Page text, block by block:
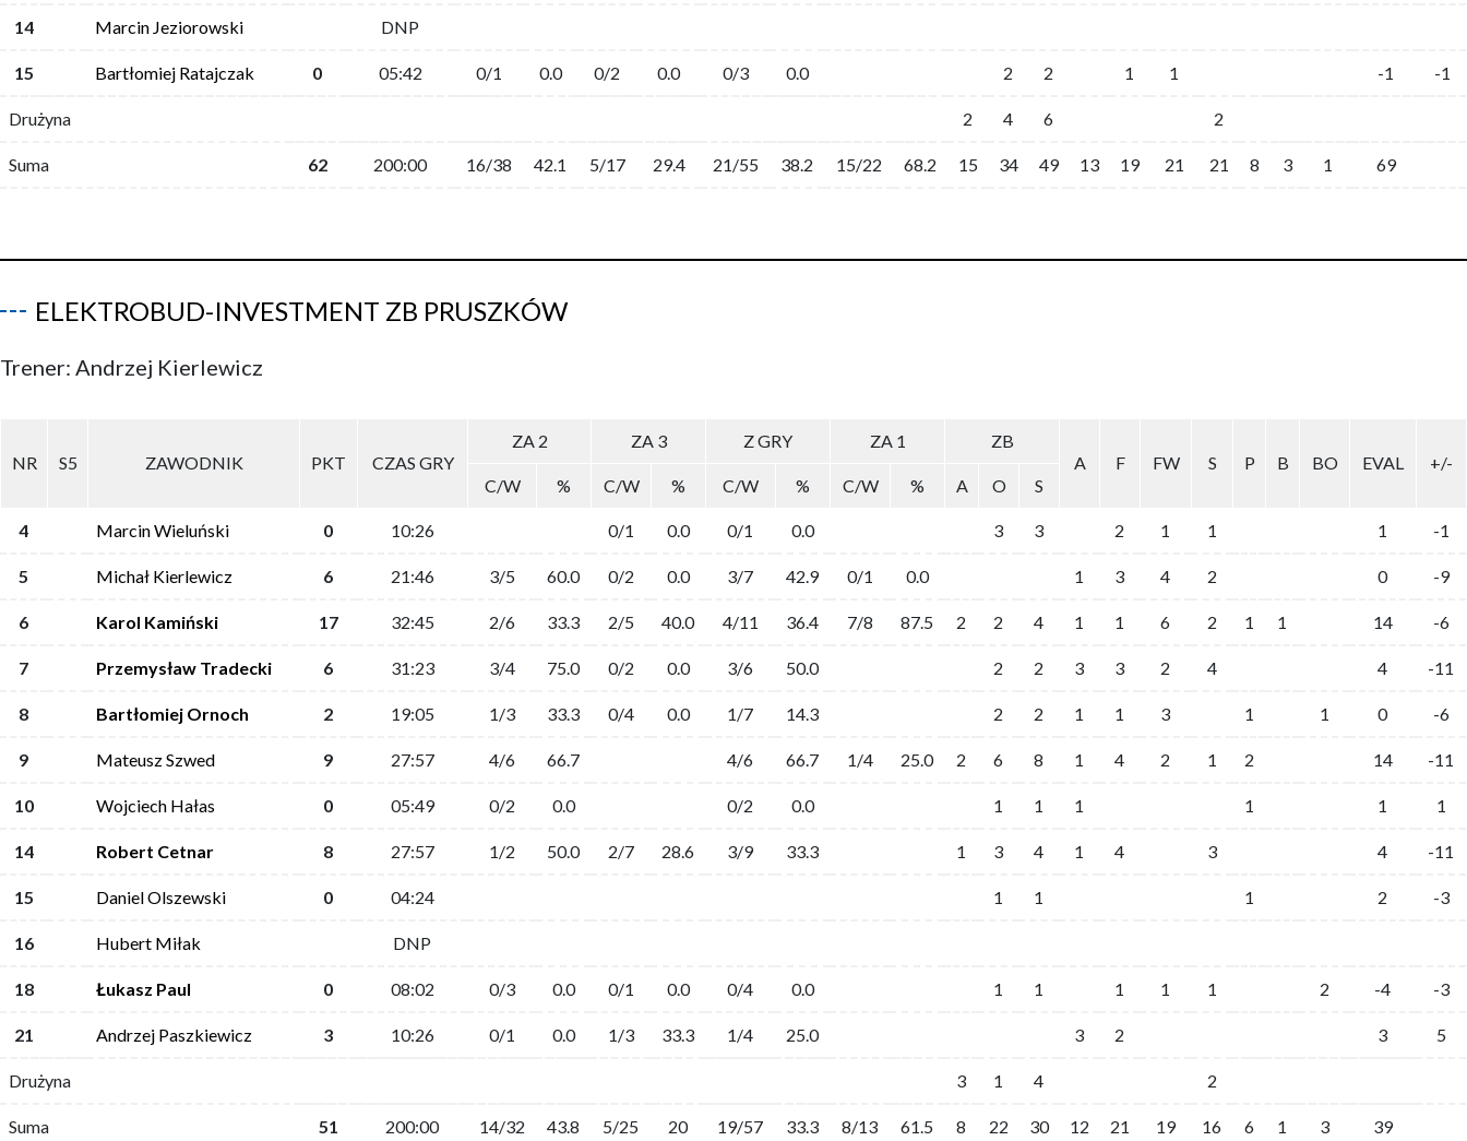
14 Marcin Jeziorowski DNP
15 Bartłomiej Ratajczak 0 05:42 0/1 0.0 0/2 0.0 0/3 0.0 2 2 1 1 -1 -1
Drużyna 2 4 6 2
Suma 62 200:00 16/38 42.1 5/17 29.4 21/55 38.2 15/22 68.2 15 34 49 13 19 21 21 8 3 1 69
ELEKTROBUD-INVESTMENT ZB PRUSZKÓW
Trener: Andrzej Kierlewicz
NR S5 ZAWODNIK PKT CZAS GRY
ZA 2 ZA 3 Z GRY ZA 1
ZB
A
F FW S P B BO EVAL
+/-
C/W
% C/W % C/W % C/W % A O S
4 Marcin Wieluński 0 10:26 0/1 0.0 0/1 0.0 3 3 2 1 1 1 -1
5 Michał Kierlewicz 6 21:46 3/5 60.0 0/2 0.0 3/7 42.9 0/1 0.0 1 3 4 2 0 -9
6 Karol Kamiński 17 32:45 2/6 33.3 2/5 40.0 4/11 36.4 7/8 87.5 2 2 4 1 1 6 2 1 1 14 -6
7 Przemysław Tradecki 6 31:23 3/4 75.0 0/2 0.0 3/6 50.0 2 2 3 3 2 4 4 -11
8 Bartłomiej Ornoch 2 19:05 1/3 33.3 0/4 0.0 1/7 14.3 2 2 1 1 3 1 1 0 -6
9 Mateusz Szwed 9 27:57 4/6 66.7 4/6 66.7 1/4 25.0 2 6 8 1 4 2 1 2 14 -11
10 Wojciech Hałas 0 05:49 0/2 0.0 0/2 0.0 1 1 1 1 1 1
14 Robert Cetnar 8 27:57 1/2 50.0 2/7 28.6 3/9 33.3 1 3 4 1 4 3 4 -11
15 Daniel Olszewski 0 04:24 1 1 1 2 -3
16 Hubert Miłak DNP
18 Łukasz Paul 0 08:02 0/3 0.0 0/1 0.0 0/4 0.0 1 1 1 1 1 2 -4 -3
21 Andrzej Paszkiewicz 3 10:26 0/1 0.0 1/3 33.3 1/4 25.0 3 2 3 5
Drużyna 3 1 4 2
Suma 51 200:00 14/32 43.8 5/25 20 19/57 33.3 8/13 61.5 8 22 30 12 21 19 16 6 1 3 39